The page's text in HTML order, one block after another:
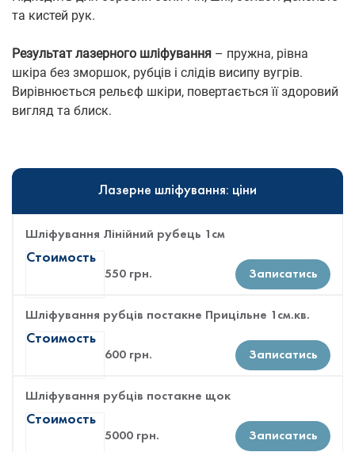
та кистей рук.
Результат лазерного шліфування – пружна, рівна
шкіра без зморшок, рубців і слідів висипу вугрів.
Вирівнюється рельєф шкіри, повертається її здоровий
вигляд та блиск.
Лазерне шліфування: ціни
Шліфування Лінійний рубець 1см
Стоимость
550 грн. Записатись
Шліфування рубців постакне Прицільне 1см.кв.
Стоимость
600 грн. Записатись
Шліфування рубців постакне щок
Стоимость
5000 грн. Записатись